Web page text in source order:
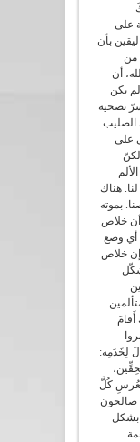
على
بأن
من
أن
يكن
تضحية
على
هناك
بموته
أن خلاص
أي وضع
إن خلاص
لِخَدَمِه:
كُلَّ
صالحون
بشكل